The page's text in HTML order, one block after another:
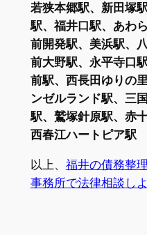
若狭本郷駅、新田塚
駅、福井口駅、あわ
前開発駅、美浜駅、
前大野駅、永平寺口
前駅、西長田ゆりの
ンゼルランド駅、三
駅、鷲塚針原駅、赤
西春江ハートピア駅
以上、 福井の債務整
事務所で法律相談し